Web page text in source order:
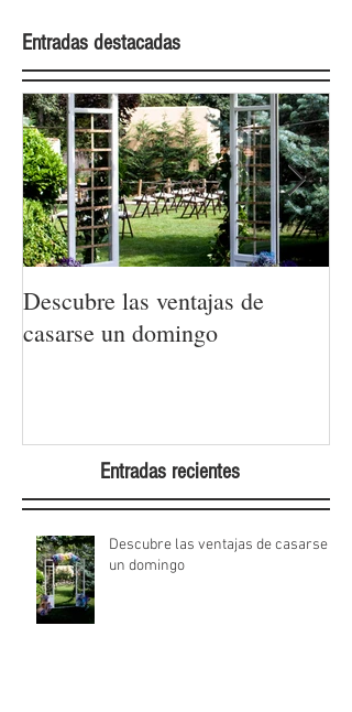
Entradas destacadas
Descubre las ventajas de
casarse un domingo
Entradas recientes
Descubre las ventajas de casarse
un domingo